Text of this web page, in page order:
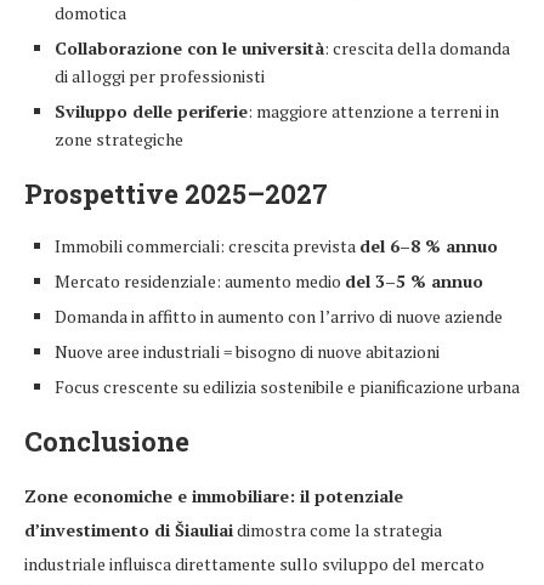
domotica
Collaborazione con le università: crescita della domanda
di alloggi per professionisti
Sviluppo delle periferie: maggiore attenzione a terreni in
zone strategiche
Prospettive 2025–2027
Immobili commerciali: crescita prevista del 6–8 % annuo
Mercato residenziale: aumento medio del 3–5 % annuo
Domanda in affitto in aumento con l’arrivo di nuove aziende
Nuove aree industriali = bisogno di nuove abitazioni
Focus crescente su edilizia sostenibile e pianificazione urbana
Conclusione
Zone economiche e immobiliare: il potenziale
d’investimento di Šiauliaidimostra come la strategia
industriale influisca direttamente sullo sviluppo del mercato